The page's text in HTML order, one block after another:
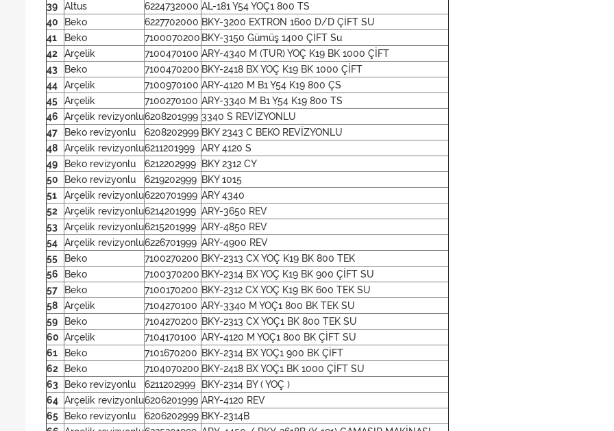
39
Altus 6224732000 AL-181 Y54 YOÇ1 800 TS
40
Beko 6227702000 BKY-3200 EXTRON 1600 D/D ÇİFT SU
41
Beko 7100070200 BKY-3150 Gümüş 1400 ÇİFT Su
42
Arçelik 7100470100 ARY-4340 M (TUR) YOÇ K19 BK 1000 ÇİFT
43
Beko 7100470200 BKY-2418 BX YOÇ K19 BK 1000 ÇİFT
44
Arçelik 7100970100 ARY-4120 M B1 Y54 K19 800 ÇS
45
Arçelik 7100270100 ARY-3340 M B1 Y54 K19 800 TS
46
Arçelik revizyonlu6208201999 3340 S REVİZYONLU
47
Beko revizyonlu 6208202999 BKY 2343 C BEKO REVİZYONLU
48
Arçelik revizyonlu6211201999
ARY 4120 S
49
Beko revizyonlu 6212202999
BKY 2312 CY
50
Beko revizyonlu 6219202999 BKY 1015
51
Arçelik revizyonlu6220701999 ARY 4340
52
Arçelik revizyonlu6214201999 ARY-3650 REV
53
Arçelik revizyonlu6215201999 ARY-4850 REV
54
Arçelik revizyonlu6226701999 ARY-4900 REV
55
Beko 7100270200 BKY-2313 CX YOÇ K19 BK 800 TEK
56
Beko 7100370200 BKY-2314 BX YOÇ K19 BK 900 ÇİFT SU
57
Beko 7100170200 BKY-2312 CX YOÇ K19 BK 600 TEK SU
58
Arçelik 7104270100 ARY-3340 M YOÇ1 800 BK TEK SU
59
Beko 7104270200 BKY-2313 CX YOÇ1 BK 800 TEK SU
60 Arçelik 7104170100 ARY-4120 M YOÇ1 800 BK ÇİFT SU
61
Beko 7101670200 BKY-2314 BX YOÇ1 900 BK ÇİFT
62
Beko 7104070200 BKY-2418 BX YOÇ1 BK 1000 ÇİFT SU
63
Beko revizyonlu 6211202999
BKY-2314 BY ( YOÇ )
64 Arçelik revizyonlu6206201999 ARY-4120 REV
65
Beko revizyonlu 6206202999 BKY-2314B